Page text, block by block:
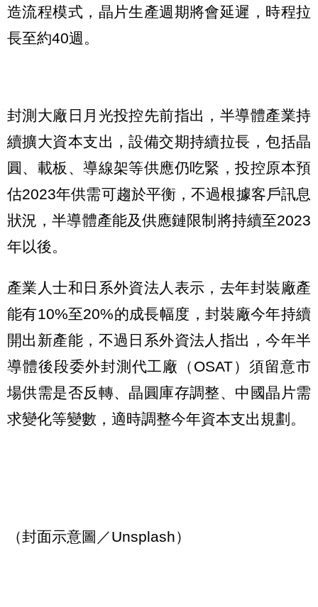
造流程模式，晶片生產週期將會延遲，時程拉
長至約40週。
封測大廠日月光投控先前指出，半導體產業持
續擴大資本支出，設備交期持續拉長，包括晶
圓、載板、導線架等供應仍吃緊，投控原本預
估2023年供需可趨於平衡，不過根據客戶訊息
狀況，半導體產能及供應鏈限制將持續至2023
年以後。
產業人士和日系外資法人表示，去年封裝廠產
能有10%至20%的成長幅度，封裝廠今年持續
開出新產能，不過日系外資法人指出，今年半
導體後段委外封測代工廠（OSAT）須留意市
場供需是否反轉、晶圓庫存調整、中國晶片需
求變化等變數，適時調整今年資本支出規劃。
（封面示意圖／Unsplash）